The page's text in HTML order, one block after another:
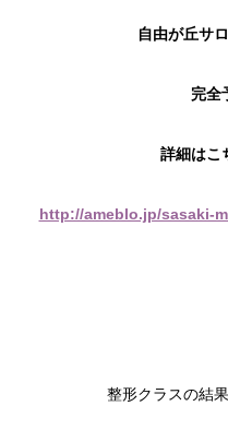
自由が丘サ
完全
詳細はこ
http://ameblo.jp/sasaki-
整形クラスの結果